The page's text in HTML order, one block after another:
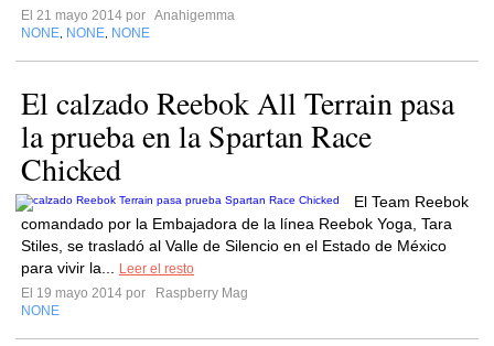
El 21 mayo 2014 por Anahigemma
NONE NONE NONE
El calzado Reebok All Terrain pasa
la prueba en la Spartan Race
Chicked
El Team Reebok
comandado por la Embajadora de la línea Reebok Yoga, Tara
Stiles, se trasladó al Valle de Silencio en el Estado de México
para vivir la...
Leer el resto
El 19 mayo 2014 por
Raspberry Mag
NONE